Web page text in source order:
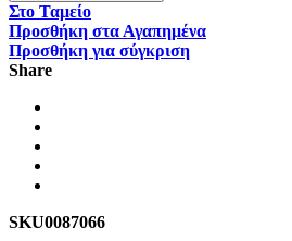
Στο Ταμείο
Προσθήκη στα Αγαπημένα
Προσθήκη για σύγκριση
Share
SKU0087066